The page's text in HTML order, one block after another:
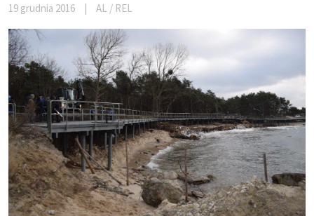
19 grudnia 2016 AL / REL